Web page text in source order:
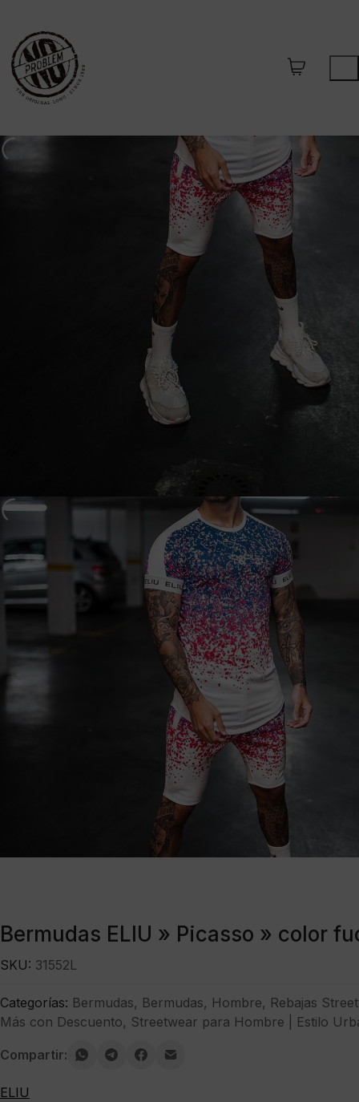
Bermudas ELIU » Picasso » color
SKU: 31552L
Categorías: Bermudas, Bermudas, Hombre, Rebajas
Más con Descuento, Streetwear para Hombre | Estilo
Compartir:
ELIU